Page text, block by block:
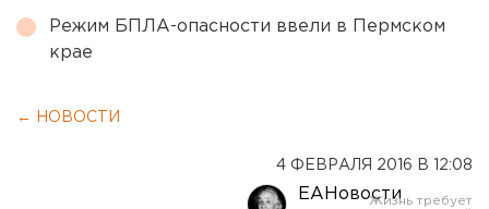
Режим БПЛА-опасности ввели в Пермском
крае
← НОВОСТИ
4 ФЕВРАЛЯ 2016 В 12:08
ЕАНовости